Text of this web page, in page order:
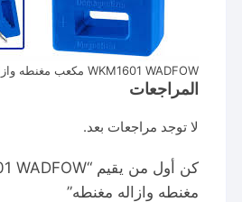
WKM1601 WADFOW مكعب مغنطه وازاله مغنطه
المراجعات
لا توجد مراجعات بعد.
مغنطه وازاله مغنطه”